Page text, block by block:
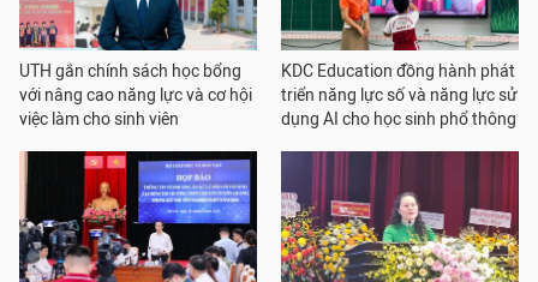
UTH gắn chính sách học bổng
với nâng cao năng lực và cơ hội
việc làm cho sinh viên
KDC Education đồng hành phát
triển năng lực số và năng lực sử
dụng AI cho học sinh phổ thông